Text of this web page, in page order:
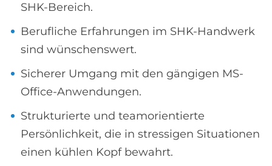
SHK-Bereich.
Berufliche Erfahrungen im SHK-Handwerk
sind wünschenswert.
Sicherer Umgang mit den gängigen MS-
Office-Anwendungen.
Strukturierte und teamorientierte
Persönlichkeit, die in stressigen Situationen
einen kühlen Kopf bewahrt.